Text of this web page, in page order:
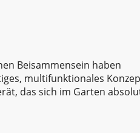
Beisammensein haben
multifunktionales
das sich im Garten